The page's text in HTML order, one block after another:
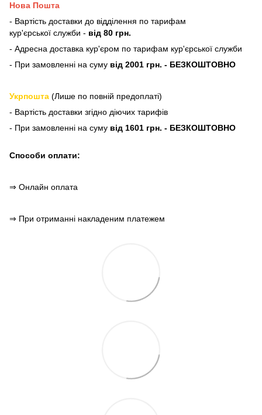
Нова Пошта
- Вартість доставки до відділення по тарифам
кур'єрської служби - від 80 грн.
- Адресна доставка кур'єром по тарифам кур'єрської служби
- При замовленні на суму від 2001 грн. - БЕЗКОШТОВНО
Укрпошта (Лише по повній предоплаті)
- Вартість доставки згідно діючих тарифів
- При замовленні на суму від 1601 грн. - БЕЗКОШТОВНО
Способи оплати:
⇒ Онлайн оплата
⇒ При отриманні накладеним платежем